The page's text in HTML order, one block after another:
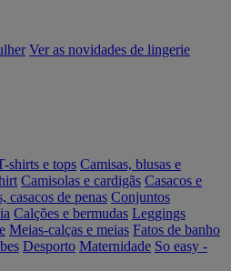
Ver as novidades de lingerie
shirts e tops Camisas, blusas e
Camisolas e cardigãs Casacos e
casacos de penas Conjuntos
Calções e bermudas Leggings
Meias-calças e meias Fatos de banho
Desporto Maternidade So easy -